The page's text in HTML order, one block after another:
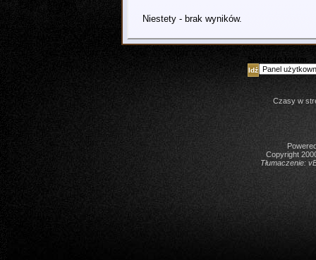
Niestety - brak wyników.
Skocz do forum
Czasy w
Copyright
Tłumaczenie: